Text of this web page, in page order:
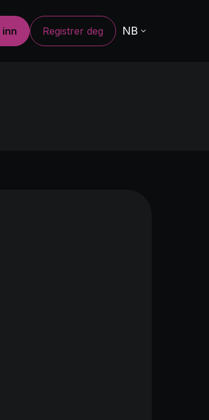
inn Registrer deg NB